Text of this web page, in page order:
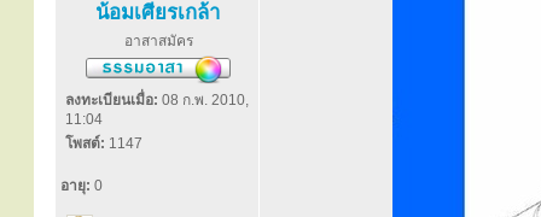
น้อมเศียรเกล้า
อาสาสมัคร
ลงทะเบียนเมื่อ: 08 ก.พ. 2010,
11:04
โพสต์: 1147
อายุ: 0